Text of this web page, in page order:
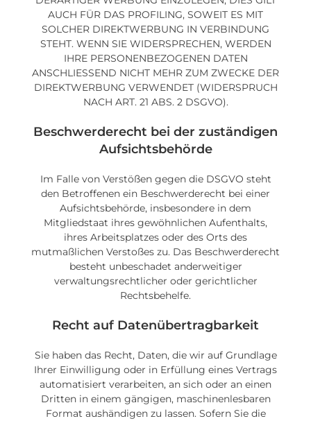
AUCH FÜR DAS PROFILING, SOWEIT ES MIT
SOLCHER DIREKTWERBUNG IN VERBINDUNG
STEHT. WENN SIE WIDERSPRECHEN, WERDEN
IHRE PERSONENBEZOGENEN DATEN
ANSCHLIESSEND NICHT MEHR ZUM ZWECKE DER
DIREKTWERBUNG VERWENDET (WIDERSPRUCH
NACH ART. 21 ABS. 2 DSGVO).
Beschwerde­recht bei der zuständigen
Aufsichts­behörde
Im Falle von Verstößen gegen die DSGVO steht
den Betroffenen ein Beschwerderecht bei einer
Aufsichtsbehörde, insbesondere in dem
Mitgliedstaat ihres gewöhnlichen Aufenthalts,
ihres Arbeitsplatzes oder des Orts des
mutmaßlichen Verstoßes zu. Das Beschwerderecht
besteht unbeschadet anderweitiger
verwaltungsrechtlicher oder gerichtlicher
Rechtsbehelfe.
Recht auf Daten­übertrag­barkeit
Sie haben das Recht, Daten, die wir auf Grundlage
Ihrer Einwilligung oder in Erfüllung eines Vertrags
automatisiert verarbeiten, an sich oder an einen
Dritten in einem gängigen, maschinenlesbaren
Format aushändigen zu lassen. Sofern Sie die